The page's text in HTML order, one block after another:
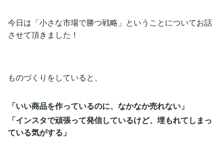
今日は「小さな市場で勝つ戦略」ということについてお話
させて頂きました！
ものづくりをしていると、
「いい商品を作っているのに、なかなか売れない」
「インスタで頑張って発信しているけど、埋もれてしまっ
ている気がする」